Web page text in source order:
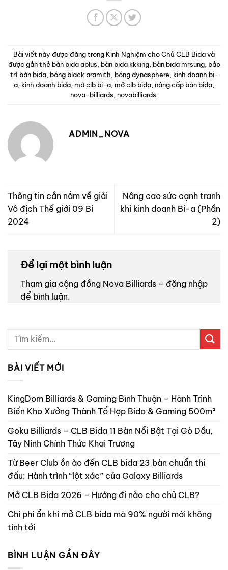
Bài viết này được đăng trong Kinh Nghiệm cho Chủ CLB Bidavà
được gắn thẻ bàn bida aplus bàn bida kkking, bàn bida mrsung, bảo
trì bàn bida, bóng black aramith bóng dynasphere kinh doanh bi-
a kinh doanh bida mở clb bi-a mở clb bida nâng cấp bàn bida
nova-billiards novabilliards
ADMIN_NOVA
Thông tin cần nắm về giải
Vô địch Thế giới 09 Bi
2024
Nâng cao sức cạnh tranh
khi kinh doanh Bi-a (Phần
2)
Để lại một bình luận
Tham gia cộng đồng Nova Billiards – đăng nhập
để bình luận.
BÀI VIẾT MỚI
KingDom Billiards & Gaming Bình Thuận – Hành Trình
Biến Kho Xưởng Thành Tổ Hợp Bida & Gaming 500m²
Goku Billiards – CLB Bida 11 Bàn Nổi Bật Tại Gò Dầu,
Tây Ninh Chính Thức Khai Trương
Từ Beer Club ồn ào đến CLB bida 23 bàn chuẩn thi
đấu: Hành trình “lột xác” của Galaxy Billiards
Mở CLB Bida 2026 – Hướng đi nào cho chủ CLB?
Chi phí ẩn khi mở CLB bida mà 90% người mới không
tính tới
BÌNH LUẬN GẦN ĐÂY